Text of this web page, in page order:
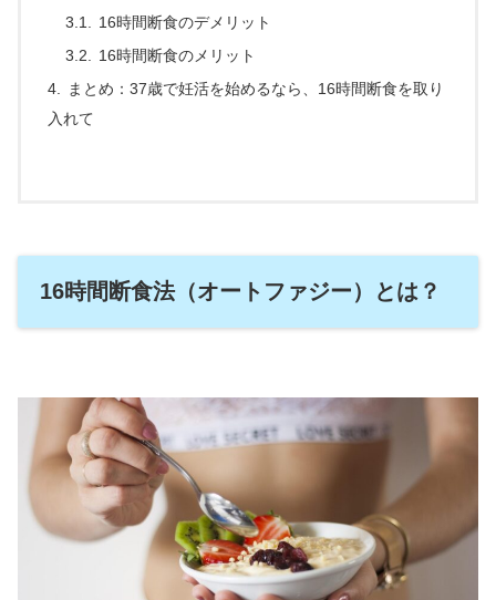
16時間断食のデメリット
16時間断食のメリット
まとめ：37歳で妊活を始めるなら、16時間断食を取り
入れて
16時間断食法（オートファジー）とは？